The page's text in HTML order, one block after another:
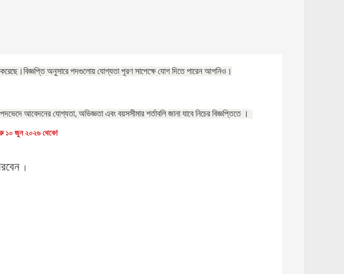
করেছে। বিজ্ঞপ্তি অনুসারে পদগুলোয় যোগ্যতা পূরণ সাপেক্ষে যোগ দিতে পারেন আপনিও।
পদভেদে আবেদনের যোগ্যতা, অভিজ্ঞতা এবং বয়সসীমার শর্তাবলি জানা যাবে নিচের বিজ্ঞপ্তিতে ।
শুরু ১০ জুন ২০২৬ থেকে!
।